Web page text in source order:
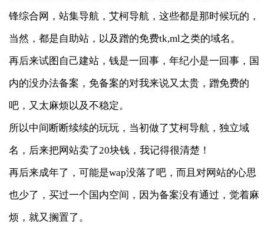
锋综合网，站集导航，艾柯导航，这些都是那时候玩的，
当然，都是自助站，以及蹭的免费tk,ml之类的域名。
再后来试图自己建站，钱是一回事，年纪小是一回事，国
内的没办法备案，免备案的对我来说又太贵，蹭免费的
吧，又太麻烦以及不稳定。
所以中间断断续续的玩玩，当初做了艾柯导航，独立域
名，后来把网站卖了20块钱，我记得很清楚！
再后来成年了，可能是wap没落了吧，而且对网站的心思
也少了，买过一个国内空间，因为备案没有通过，觉着麻
烦，就又搁置了。